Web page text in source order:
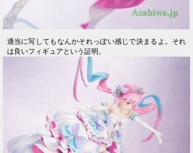
適当に写してもなんかそれっぽい感じで決まるよ。それ
は良いフィギュアという証明。